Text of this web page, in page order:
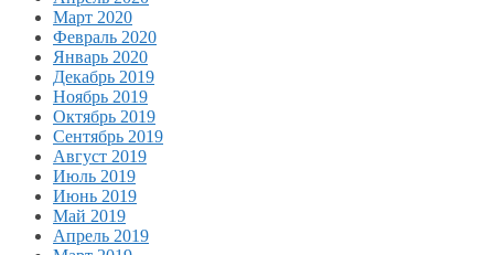
Март 2020
Февраль 2020
Январь 2020
Декабрь 2019
Ноябрь 2019
Октябрь 2019
Сентябрь 2019
Август 2019
Июль 2019
Июнь 2019
Май 2019
Апрель 2019